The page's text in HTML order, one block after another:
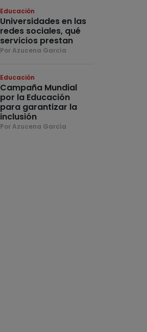
Educación
Universidades en las
redes sociales, qué
servicios prestan
Por Azucena García
Educación
Campaña Mundial
por la Educación
para garantizar la
inclusión
Por Azucena García